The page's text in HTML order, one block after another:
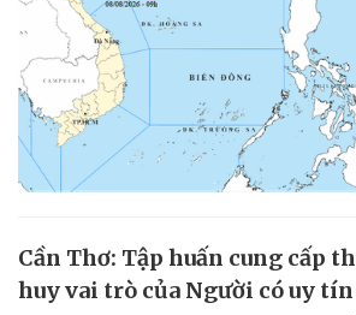
Cần Thơ: Tập huấn cung cấp
huy vai trò của Người có uy tín